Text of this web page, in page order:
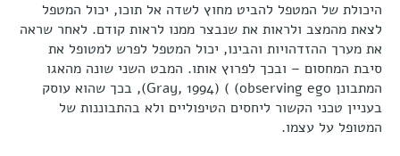
היכולת של המטפל להביט מחוץ לשדה אל תוכו, יכול המטפל
לצאת מהמצב ולראות את שנבצר ממנו לראות קודם. לאחר שראה
את מערך ההזדהויות והבינו, יכול המטפל לפרש למטופל את
סיבת המחסום – ובכך לפרוץ אותו. המבט השני שונה מהאגו
המתבונן observing ego) ) (Gray, 1994), בכך שהוא עוסק
בעניין טכני הקשור ליחסים הטיפוליים ולא בהתבוננות של
המטופל על עצמו.